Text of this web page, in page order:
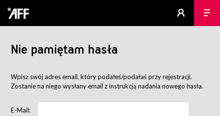
Nie pamiętam hasła
Wpisz swój adres email, który podałeś/podałaś przy rejestracji.
Zostanie na niego wysłany email z instrukcją nadania nowego hasła.
E-Mail: